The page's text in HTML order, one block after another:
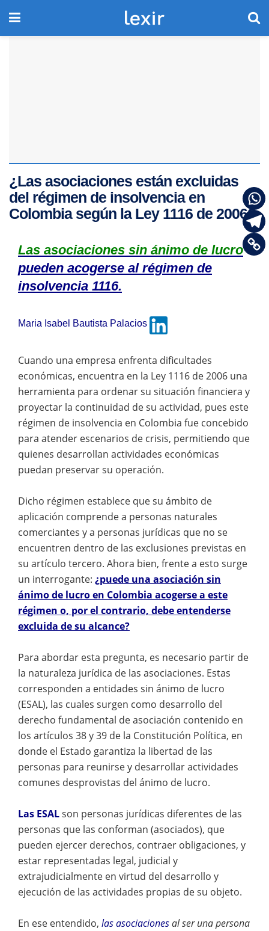
¿Las asociaciones están excluidas
del régimen de insolvencia en
Colombia según la Ley 1116 de 2006?
Las asociaciones sin ánimo de lucro
pueden acogerse al régimen de
insolvencia 1116.
Maria Isabel Bautista Palacios
Cuando una empresa enfrenta dificultades
económicas, encuentra en la Ley 1116 de 2006 una
herramienta para ordenar su situación financiera y
proyectar la continuidad de su actividad, pues este
régimen de insolvencia en Colombia fue concebido
para atender escenarios de crisis, permitiendo que
quienes desarrollan actividades económicas
puedan preservar su operación.
Dicho régimen establece que su ámbito de
aplicación comprende a personas naturales
comerciantes y a personas jurídicas que no se
encuentren dentro de las exclusiones previstas en
su artículo tercero. Ahora bien, frente a esto surge
un interrogante: ¿puede una asociación sin
ánimo de lucro en Colombia acogerse a este
régimen o, por el contrario, debe entenderse
excluida de su alcance?
Para abordar esta pregunta, es necesario partir de
la naturaleza jurídica de las asociaciones. Estas
corresponden a entidades sin ánimo de lucro
(ESAL), las cuales surgen como desarrollo del
derecho fundamental de asociación contenido en
los artículos 38 y 39 de la Constitución Política, en
donde el Estado garantiza la libertad de las
personas para reunirse y desarrollar actividades
comunes desprovistas del ánimo de lucro.
Las ESALson personas jurídicas diferentes de las
personas que las conforman (asociados), que
pueden ejercer derechos, contraer obligaciones, y
estar representadas legal, judicial y
extrajudicialmente en virtud del desarrollo y
ejecución de las actividades propias de su objeto.
En ese entendido, las asociacionesal ser una persona